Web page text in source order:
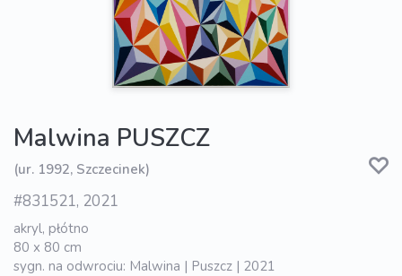
Malwina PUSZCZ
(ur. 1992, Szczecinek)
#831521, 2021
akryl, płótno
80 x 80 cm
sygn. na odwrociu: Malwina | Puszcz | 2021